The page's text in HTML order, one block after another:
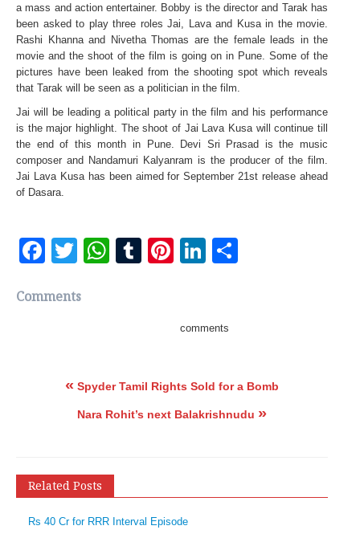
a mass and action entertainer. Bobby is the director and Tarak has
been asked to play three roles Jai, Lava and Kusa in the movie.
Rashi Khanna and Nivetha Thomas are the female leads in the
movie and the shoot of the film is going on in Pune. Some of the
pictures have been leaked from the shooting spot which reveals
that Tarak will be seen as a politician in the film.
Jai will be leading a political party in the film and his performance
is the major highlight. The shoot of Jai Lava Kusa will continue till
the end of this month in Pune. Devi Sri Prasad is the music
composer and Nandamuri Kalyanram is the producer of the film.
Jai Lava Kusa has been aimed for September 21st release ahead
of Dasara.
Facebook
Twitter
WhatsApp
Tumblr
Pinterest
LinkedIn
Comments
comments
« Spyder Tamil Rights Sold for a Bomb
Nara Rohit’s next Balakrishnudu »
Related Posts
Rs 40 Cr for RRR Interval Episode